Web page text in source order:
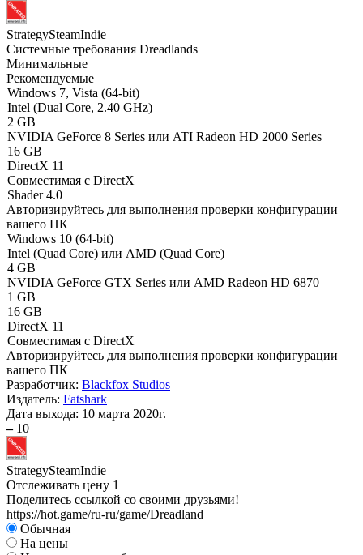
StrategySteamIndie
Системные требования Dreadlands
Минимальные
Рекомендуемые
Windows 7, Vista (64-bit)
Intel (Dual Core, 2.40 GHz)
2 GB
NVIDIA GeForce 8 Series или ATI Radeon HD 2000 Series
16 GB
DirectX 11
Совместимая с DirectX
Shader 4.0
Авторизируйтесь для выполнения проверки конфигурации
вашего ПК
Windows 10 (64-bit)
Intel (Quad Core) или AMD (Quad Core)
4 GB
NVIDIA GeForce GTX Series или AMD Radeon HD 6870
1 GB
16 GB
DirectX 11
Совместимая с DirectX
Авторизируйтесь для выполнения проверки конфигурации
вашего ПК
Разработчик: Blackfox Studios
Издатель: Fatshark
Дата выхода: 10 марта 2020г.
– 10
StrategySteamIndie
Отслеживать цену 1
Поделитесь ссылкой со своими друзьями!
https://hot.game/ru-ru/game/Dreadland
Обычная
На цены